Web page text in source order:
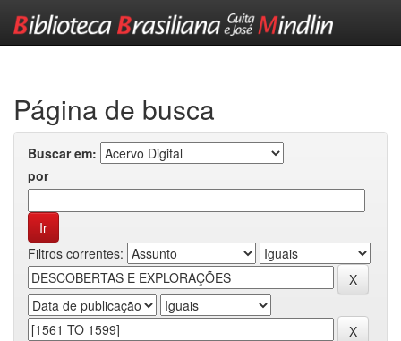
Página de busca
Buscar em:
por
Filtros correntes: